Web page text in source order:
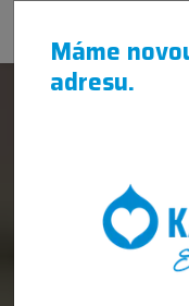
Máme
adresu.